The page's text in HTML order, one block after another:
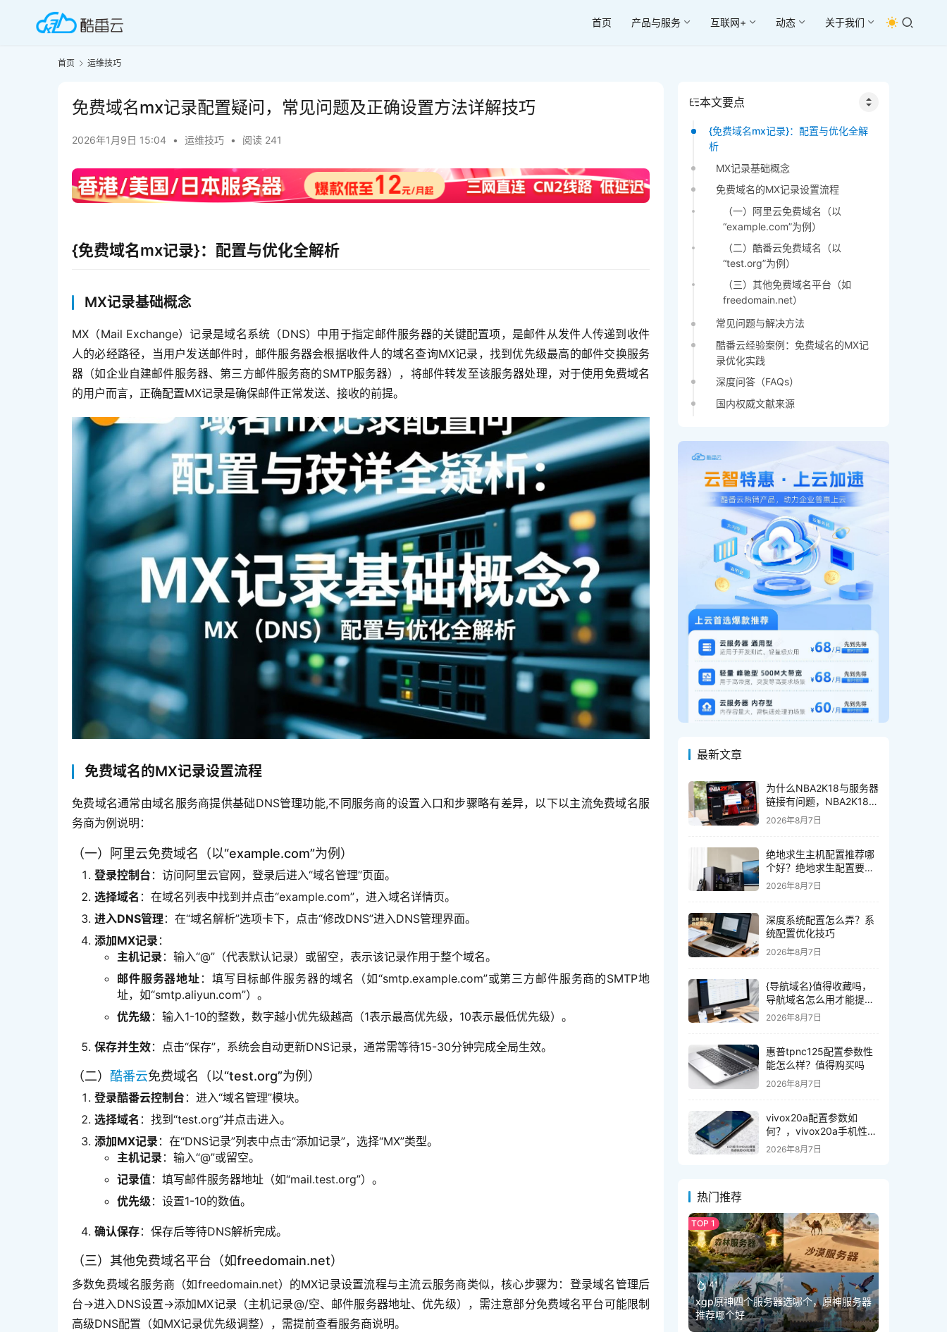
首页 产品与服务 互联网+ 动态 关于我们
首页 运维技巧
免费域名mx记录配置疑问，常见问题及正确设置方法详解技巧
2026年1月9日 15:04 • 运维技巧 • 阅读 241
{免费域名mx记录}：配置与优化全解析
MX记录基础概念
MX（Mail Exchange）记录是域名系统（DNS）中用于指定邮件服务器的关键配置项，是邮件从发件人传递到收件
人的必经路径，当用户发送邮件时，邮件服务器会根据收件人的域名查询MX记录，找到优先级最高的邮件交换服务
器（如企业自建邮件服务器、第三方邮件服务商的SMTP服务器），将邮件转发至该服务器处理，对于使用免费域名
的用户而言，正确配置MX记录是确保邮件正常发送、接收的前提。
免费域名的MX记录设置流程
免费域名通常由域名服务商提供基础DNS管理功能,不同服务商的设置入口和步骤略有差异，以下以主流免费域名服
务商为例说明：
（一）阿里云免费域名（以“example.com”为例）
登录控制台 ：访问阿里云官网，登录后进入“域名管理”页面。
选择域名 ：在域名列表中找到并点击“example.com”，进入域名详情页。
进入DNS管理 ：在“域名解析”选项卡下，点击“修改DNS”进入DNS管理界面。
添加MX记录 ：
主机记录 ：输入“@”（代表默认记录）或留空，表示该记录作用于整个域名。
邮件服务器地址 ：填写目标邮件服务器的域名（如“smtp.example.com”或第三方邮件服务商的SMTP地
址，如“smtp.aliyun.com”）。
优先级 ：输入1-10的整数，数字越小优先级越高（1表示最高优先级，10表示最低优先级）。
保存并生效：点击“保存”，系统会自动更新DNS记录，通常需等待15-30分钟完成全局生效。
（二） 酷番云免费域名（以“test.org”为例）
登录酷番云控制台 ：进入“域名管理”模块。
选择域名 ：找到“test.org”并点击进入。
添加MX记录 ：在“DNS记录”列表中点击“添加记录”，选择“MX”类型。
主机记录 ：输入“@”或留空。
记录值：填写邮件服务器地址（如“mail.test.org”）。
优先级 ：设置1-10的数值。
确认保存：保存后等待DNS解析完成。
（三）其他免费域名平台（如freedomain.net）
多数免费域名服务商（如freedomain.net）的MX记录设置流程与主流云服务商类似，核心步骤为：登录域名管理后
台→进入DNS设置→添加MX记录（主机记录@/空、邮件服务器地址、优先级），需注意部分免费域名平台可能限制
高级DNS配置（如MX记录优先级调整），需提前查看服务商说明。
本文要点
{免费域名mx记录}：配置与优化全解
析
MX记录基础概念
免费域名的MX记录设置流程
（一）阿里云免费域名（以
“example.com”为例）
（二）酷番云免费域名（以
“test.org”为例）
（三）其他免费域名平台（如
freedomain.net）
常见问题与解决方法
酷番云经验案例：免费域名的MX记
录优化实践
深度问答（FAQs）
国内权威文献来源
最新文章
为什么NBA2K18与服务器
链接有问题，NBA2K18服
务器链接不上怎么办
2026年8月7日
绝地求生主机配置推荐哪
个好？绝地求生配置要求
高吗？
2026年8月7日
深度系统配置怎么弄？系
统配置优化技巧
2026年8月7日
{导航域名}值得收藏吗，
导航域名怎么用才能提升
效率，导航网站域名有哪
2026年8月7日
惠普tpnc125配置参数性
能怎么样？值得购买吗
2026年8月7日
vivox20a配置参数如
何？，vivox20a手机性能
续航怎么样？
2026年8月7日
热门推荐
41
xgp原神四个服务器选哪个，原神服务器
推荐哪个好